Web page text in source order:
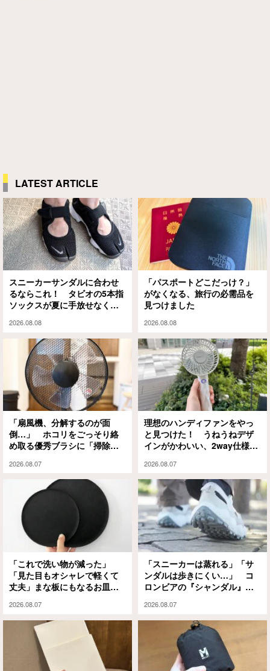
LATEST ARTICLE
スニーカーサンダルに合わせ
るならこれ！ タビオの5本指
ソックスが夏に手放せなくな
2026.08.08
「パスポートどこだっけ？」
がなくなる、旅行の必需品を
見つけました
2026.08.08
「扇風機、分解するのが面
倒…」 ホコリをごっそり絡
め取る優秀ブラシに「掃除の
2026.08.07
理想のハンディファンをやっ
と見つけた！ うねうねデザ
インがかわいい、2way仕様の
ない夏は無理」
2026.08.07
「これで洗い物が減った」
「見た目もオシャレで軽くて
丈夫」まな板にもなるお皿
解
2026.08.07
「スニーカーは蒸れる」「サ
ンダルは歩きにくい…」 コ
ロンビアの『シャンダル』が
2026.08.07